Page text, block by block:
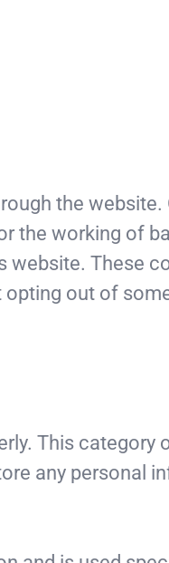
the
the working of
These
out of
This category
any personal